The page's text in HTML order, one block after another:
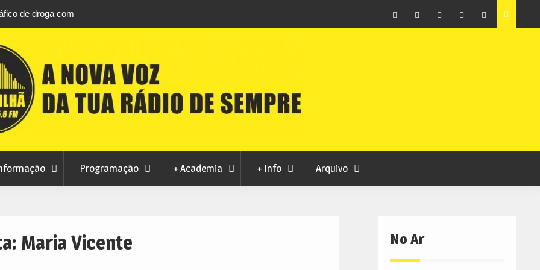
de droga com
fluvial este fim de semana
Município de Belmonte alerta para tentativa de fraude
em nome da autarquia
Programação + Academia + Info Arquivo
Maria Vicente No Ar